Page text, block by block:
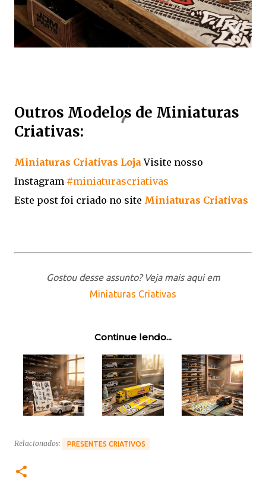
Outros Modelos de Miniaturas
Criativas:
Miniaturas Criativas LojaVisite nosso
Instagram #miniaturascriativas
Este post foi criado no site Miniaturas Criativas
Gostou desse assunto? Veja mais aqui em
Miniaturas Criativas
Continue lendo...
Relacionados: PRESENTES CRIATIVOS